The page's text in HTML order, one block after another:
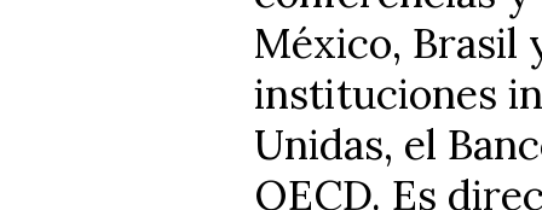
México, Brasil
instituciones
Unidas, el
OECD. Es